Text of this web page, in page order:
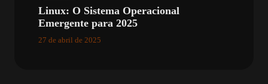
Linux: O Sistema Operacional
Emergente para 2025
27 de abril de 2025